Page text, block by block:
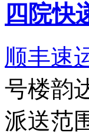
四院快
顺丰速
号楼韵
派送范